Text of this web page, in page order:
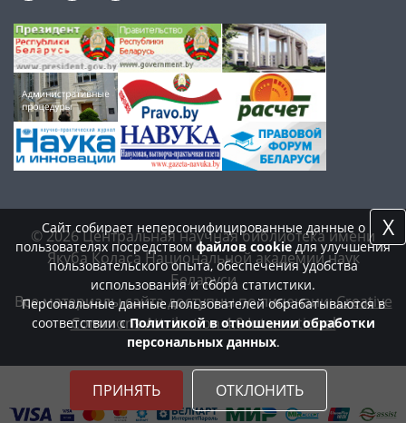
© 2026 Центральная научная библиотека имени
Якуба Коласа Национальной академии наук
Беларуси
Все материалы сайта доступны по лицензии:Creative
Commons Attribution 4.0 International
Сайт собирает неперсонифицированные данные о
пользователях посредствомфайлов cookieдля улучшения
пользовательского опыта, обеспечения удобства
использования и сбора статистики.
Персональные данные пользователей обрабатываются в
соответствии сПолитикой в отношении обработки
персональных данных.
ПРИНЯТЬ ОТКЛОНИТЬ
X